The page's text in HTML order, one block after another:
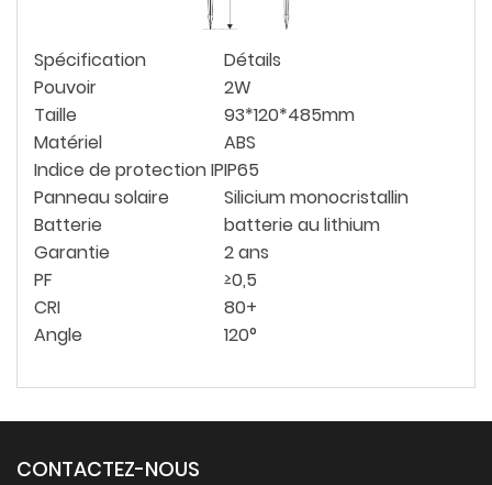
Spécification
Détails
Pouvoir
2W
Taille
93*120*485mm
Matériel
ABS
Indice de protection IPIP65
Panneau solaire
Silicium monocristallin
Batterie
batterie au lithium
Garantie
2 ans
PF
≥0,5
CRI
80+
Angle
120°
CONTACTEZ-NOUS